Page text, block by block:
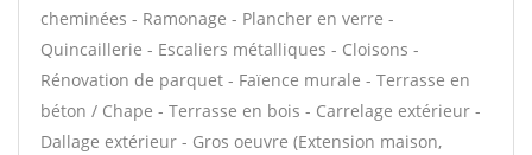
cheminées - Ramonage - Plancher en verre -
Quincaillerie - Escaliers métalliques - Cloisons -
Rénovation de parquet - Faïence murale - Terrasse en
béton / Chape - Terrasse en bois - Carrelage extérieur -
Dallage extérieur - Gros oeuvre (Extension maison,